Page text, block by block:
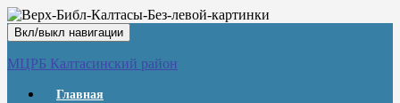
Вкл/выкл навигации
МЦРБ Калтасинский район
Главная